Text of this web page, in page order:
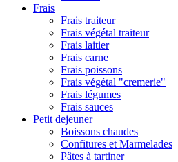
Frais
Frais traiteur
Frais végétal traiteur
Frais laitier
Frais carne
Frais poissons
Frais végétal "cremerie"
Frais légumes
Frais sauces
Petit dejeuner
Boissons chaudes
Confitures et Marmelades
Pâtes à tartiner